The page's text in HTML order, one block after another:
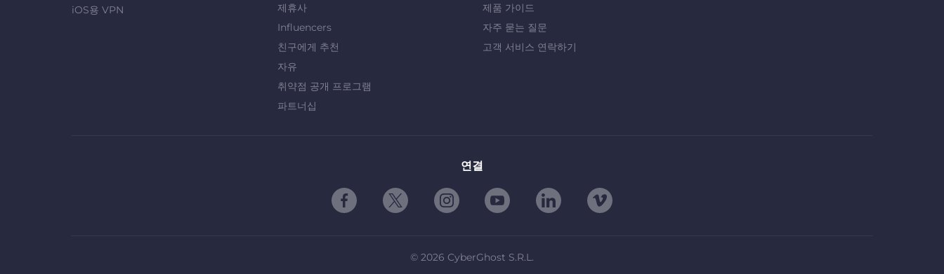
iOS용 VPN
제휴사
Influencers
친구에게 추천
자유
취약점 공개 프로그램
파트너십
제품 가이드
자주 묻는 질문
고객 서비스 연락하기
연결
© 2026 CyberGhost S.R.L.